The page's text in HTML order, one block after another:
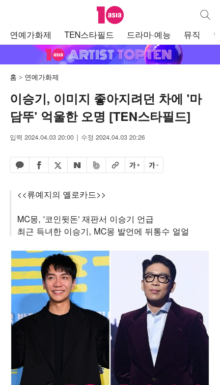
텐아시아 통합
연예가화제 TEN스타필드 드라마·예능 뮤직
홈 연예가화제
이승기, 이미지 좋아지려던 차에 '마
담뚜' 억울한 오명 [TEN스타필드]
입력 2024.04.03 20:00 수정 2024.04.03 20:26
카카오톡 공유하기
페이스북 공유하기
엑스 공유하기
네이버 공유하기
밴드 공유하기
URL복사글자 크게글자 작게
<<류예지의 옐로카드>>
MC몽, '코인뒷돈' 재판서 이승기 언급
최근 득녀한 이승기, MC몽 발언에 뒤통수 얼얼